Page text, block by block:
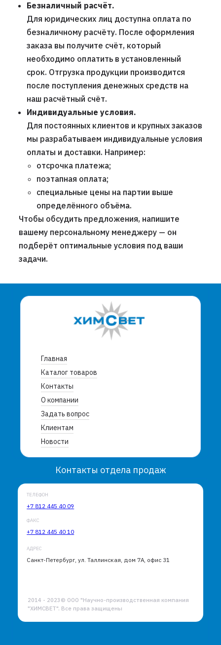
Безналичный расчёт.
Для юридических лиц доступна оплата по
безналичному расчёту. После оформления
заказа вы получите счёт, который
необходимо оплатить в установленный
срок. Отгрузка продукции производится
после поступления денежных средств на
наш расчётный счёт.
Индивидуальные условия.
Для постоянных клиентов и крупных заказов
мы разрабатываем индивидуальные условия
оплаты и доставки. Например:
отсрочка платежа;
поэтапная оплата;
специальные цены на партии выше
определённого объёма.
Чтобы обсудить предложения, напишите
вашему персональному менеджеру — он
подберёт оптимальные условия под ваши
задачи.
Главная
Каталог товаров
Контакты
О компании
Задать вопрос
Клиентам
Новости
Контакты отдела продаж
ТЕЛЕФОН
+7 812 445 40 09
ФАКС
+7 812 445 40 10
АДРЕС
Санкт-Петербург, ул. Таллинская, дом 7А, офис 31
2014 - 2023© ООО "Научно-производственная компания
"ХИМСВЕТ". Все права защищены